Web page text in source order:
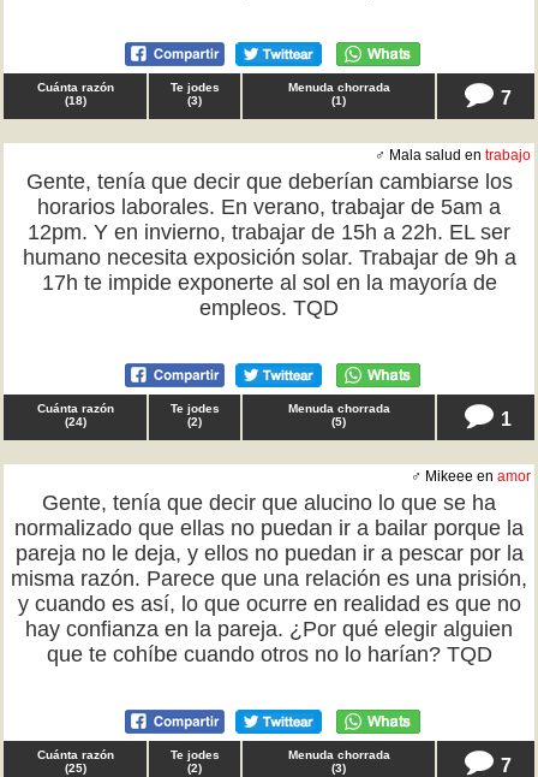
Cuánta razón
(18)
Te jodes
(3)
Menuda chorrada
(1) 7
♂ Mala salud en trabajo
Gente, tenía que decir que deberían cambiarse los
horarios laborales. En verano, trabajar de 5am a
12pm. Y en invierno, trabajar de 15h a 22h. EL ser
humano necesita exposición solar. Trabajar de 9h a
17h te impide exponerte al sol en la mayoría de
empleos. TQD
Cuánta razón
(24)
Te jodes
(2)
Menuda chorrada
(5) 1
♂ Mikeee en amor
Gente, tenía que decir que alucino lo que se ha
normalizado que ellas no puedan ir a bailar porque la
pareja no le deja, y ellos no puedan ir a pescar por la
misma razón. Parece que una relación es una prisión,
y cuando es así, lo que ocurre en realidad es que no
hay confianza en la pareja. ¿Por qué elegir alguien
que te cohíbe cuando otros no lo harían? TQD
Cuánta razón
(25)
Te jodes
(2)
Menuda chorrada
(3) 7